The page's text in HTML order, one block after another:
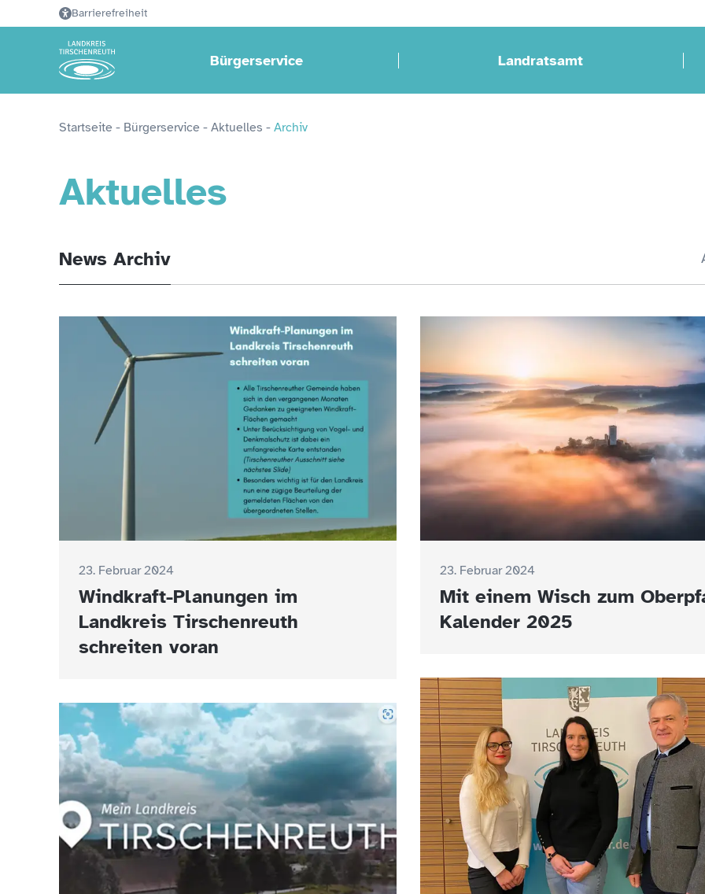
Barrierefreiheit
Bürgerservice Landratsamt
Startseite - Bürgerservice - Aktuelles - Archiv
Aktuelles
News Archiv
23. Februar 2024
Windkraft-Planungen im
Landkreis Tirschenreuth
schreiten voran
23. Februar 2024
Mit einem Wisch zum
Kalender 2025